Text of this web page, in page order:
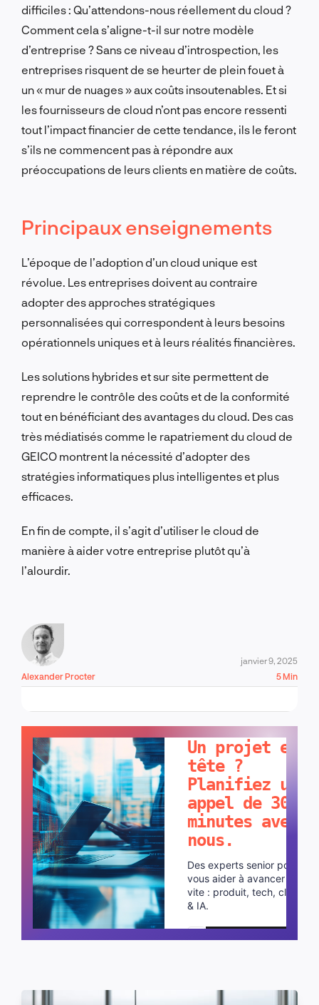
difficiles : Qu’attendons-nous réellement du cloud ?
Comment cela s’aligne-t-il sur notre modèle
d’entreprise ? Sans ce niveau d’introspection, les
entreprises risquent de se heurter de plein fouet à
un « mur de nuages » aux coûts insoutenables. Et si
les fournisseurs de cloud n’ont pas encore ressenti
tout l’impact financier de cette tendance, ils le feront
s’ils ne commencent pas à répondre aux
préoccupations de leurs clients en matière de coûts.
Principaux enseignements
L’époque de l’adoption d’un cloud unique est
révolue. Les entreprises doivent au contraire
adopter des approches stratégiques
personnalisées qui correspondent à leurs besoins
opérationnels uniques et à leurs réalités financières.
Les solutions hybrides et sur site permettent de
reprendre le contrôle des coûts et de la conformité
tout en bénéficiant des avantages du cloud. Des cas
très médiatisés comme le rapatriement du cloud de
GEICO montrent la nécessité d’adopter des
stratégies informatiques plus intelligentes et plus
efficaces.
En fin de compte, il s’agit d’utiliser le cloud de
manière à aider votre entreprise plutôt qu’à
l’alourdir.
Alexander Procter
janvier 9, 2025
5 Min
Un projet en
tête ?
Planifiez un
appel de 30
minutes avec
nous.
Des experts senior pour
vous aider à avancer plus
vite : produit, tech, cloud
& IA.
Planifier un appel